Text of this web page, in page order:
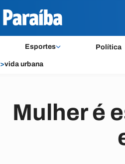
Esportes Política
>vida urbana
Mulher é